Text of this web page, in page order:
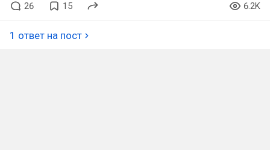
26 15 6.2K
1 ответ на пост